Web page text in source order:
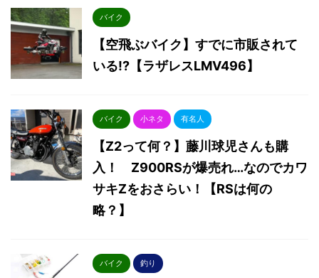
バイク
【空飛ぶバイク】すでに市販されて
いる!?【ラザレスLMV496】
バイク 小ネタ 有名人
【Z2って何？】藤川球児さんも購
入！ Z900RSが爆売れ…なのでカワ
サキZをおさらい！【RSは何の
略？】
バイク 釣り